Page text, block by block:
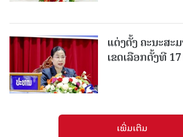
ແຕ່ງຕັ້ງ ຄະນະສະ
ເຂດເລືອກຕັ້ງທີ
ເພີ່ມເຕີມ